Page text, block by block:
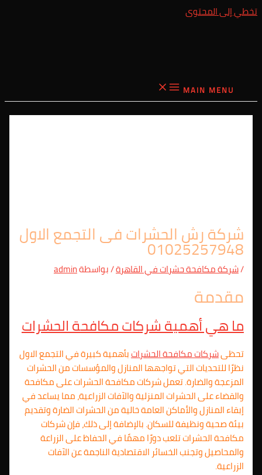
تخطي إلى المحتوى
MAIN MENU
شركة رش الحشرات فى التجمع الاول
01025257948
/شركة مكافحة حشرات في القاهرة/ بواسطةadmin
مقدمة
ما هي أهمية شركات مكافحة الحشرات
تحظىشركات مكافحة الحشراتبأهمية كبيرة في التجمع الاول
نظرًا للتحديات التي تواجهها المنازل والمؤسسات من الحشرات
المزعجة والضارة. تعمل شركات مكافحة الحشرات على مكافحة
والقضاء على الحشرات المنزلية والآفات الزراعية، مما يساعد في
إبقاء المنازل والأماكن العامة خالية من الحشرات الضارة وتقديم
بيئة صحية ونظيفة للسكان. بالإضافة إلى ذلك، فإن شركات
مكافحة الحشرات تلعب دورًا مهمًا في الحفاظ على الزراعة
والمحاصيل وتجنب الخسائر الاقتصادية الناجمة عن الآفات
الزراعية.